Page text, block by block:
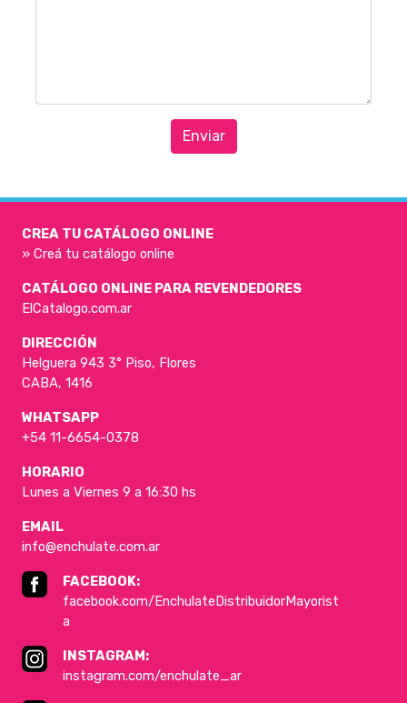
Enviar
CREA TU CATÁLOGO ONLINE
» Creá tu catálogo online
CATÁLOGO ONLINE PARA REVENDEDORES
ElCatalogo.com.ar
DIRECCIÓN
Helguera 943 3° Piso, Flores
CABA, 1416
WHATSAPP
+54 11-6654-0378
HORARIO
Lunes a Viernes 9 a 16:30 hs
EMAIL
info@enchulate.com.ar
FACEBOOK:
facebook.com/EnchulateDistribuidorMayorist
a
INSTAGRAM:
instagram.com/enchulate_ar